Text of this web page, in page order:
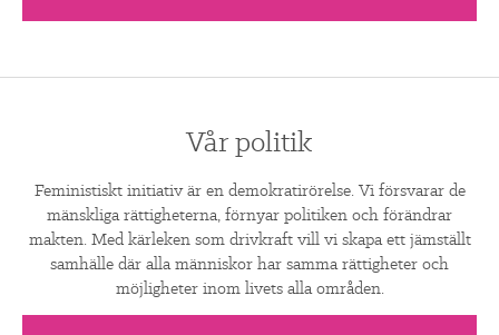
Vår politik
Feministiskt initiativ är en demokratirörelse. Vi försvarar de
mänskliga rättigheterna, förnyar politiken och förändrar
makten. Med kärleken som drivkraft vill vi skapa ett jämställt
samhälle där alla människor har samma rättigheter och
möjligheter inom livets alla områden.